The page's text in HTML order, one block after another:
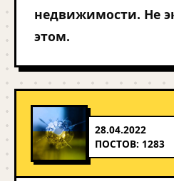
недвижимости. Не
этом.
28.04.2022
ПОСТОВ: 1283